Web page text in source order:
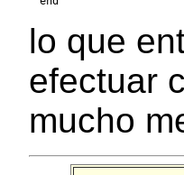
lo que
efectuar
mucho